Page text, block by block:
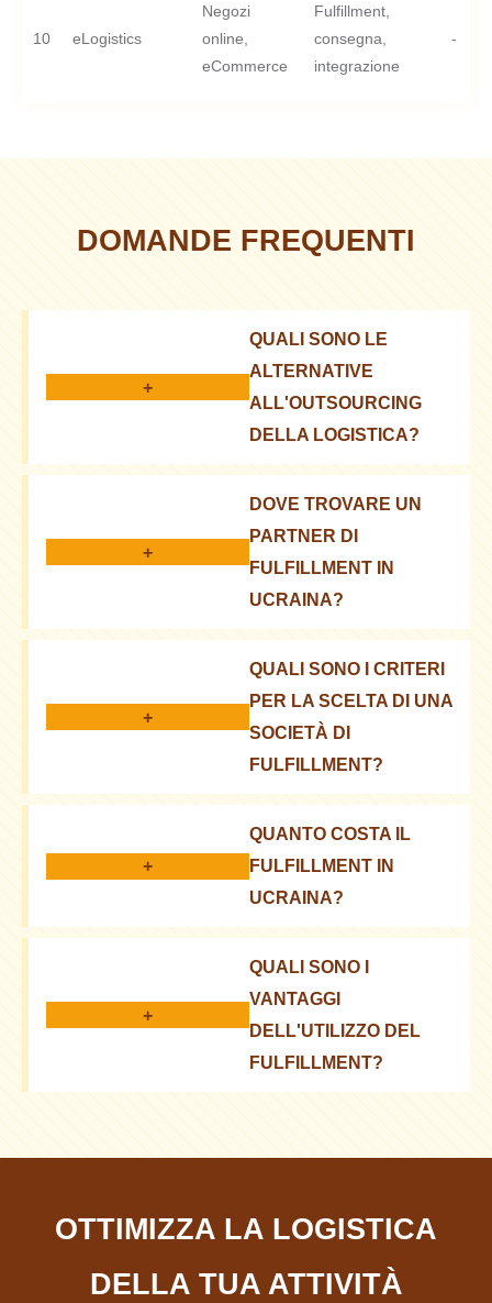
10 eLogistics
Negozi
online,
eCommerce
Fulfillment,
consegna,
integrazione
-
DOMANDE FREQUENTI
+
QUALI SONO LE
ALTERNATIVE
ALL'OUTSOURCING
DELLA LOGISTICA?
In Ucraina ci sono molte aziende che offrono servizi
simili al fulfillment. Possono essere sia grandi
operatori logistici che operatori di nicchia, focalizzati
su determinate categorie di prodotti
+
DOVE TROVARE UN
PARTNER DI
FULFILLMENT IN
UCRAINA?
Puoi utilizzare directory online, rivolgerti a
consulenti logistici o chiedere consigli ad altri
venditori online
+
QUALI SONO I CRITERI
PER LA SCELTA DI UNA
SOCIETÀ DI
FULFILLMENT?
È importante considerare il prezzo, la copertura, la
tecnologia, la reputazione, l'integrazione con la tua
piattaforma e le condizioni di stoccaggio delle merci
+
QUANTO COSTA IL
FULFILLMENT IN
UCRAINA?
Il prezzo dipende dal volume degli ordini, dalle
dimensioni dei prodotti, dalla complessità
dell'elaborazione e dai servizi aggiuntivi. Vale la
pena richiedere offerte individuali
+
QUALI SONO I
VANTAGGI
DELL'UTILIZZO DEL
FULFILLMENT?
OTTIMIZZA LA LOGISTICA
DELLA TUA ATTIVITÀ